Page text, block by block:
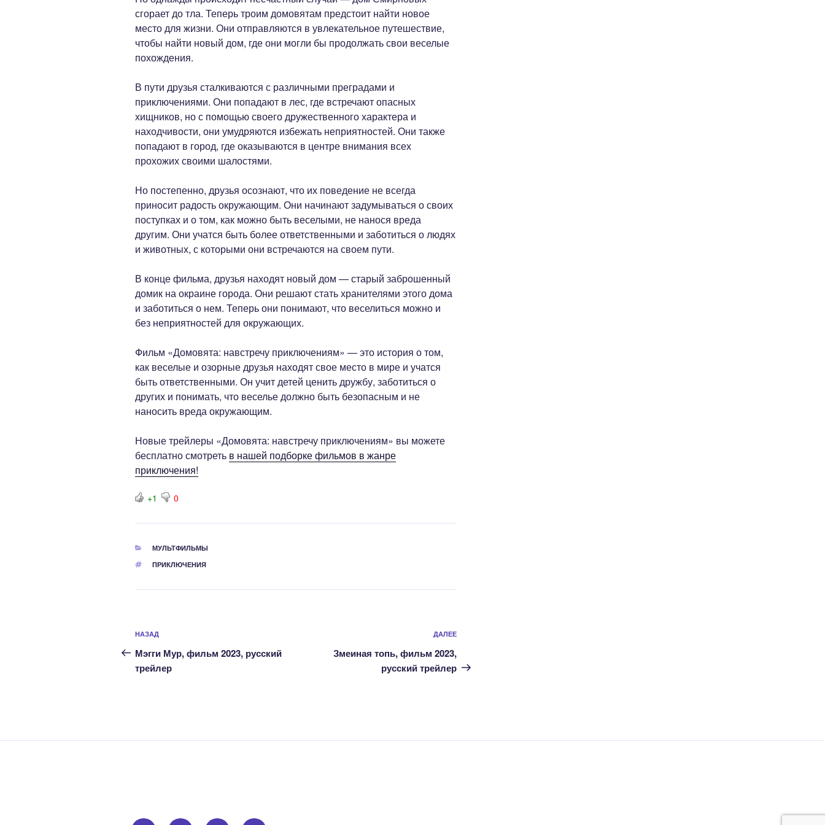
сгорает до тла. Теперь троим домовятам предстоит найти новое
место для жизни. Они отправляются в увлекательное путешествие,
чтобы найти новый дом, где они могли бы продолжать свои веселые
похождения.
В пути друзья сталкиваются с различными преградами и
приключениями. Они попадают в лес, где встречают опасных
хищников, но с помощью своего дружественного характера и
находчивости, они умудряются избежать неприятностей. Они также
попадают в город, где оказываются в центре внимания всех
прохожих своими шалостями.
Но постепенно, друзья осознают, что их поведение не всегда
приносит радость окружающим. Они начинают задумываться о своих
поступках и о том, как можно быть веселыми, не нанося вреда
другим. Они учатся быть более ответственными и заботиться о людях
и животных, с которыми они встречаются на своем пути.
В конце фильма, друзья находят новый дом — старый заброшенный
домик на окраине города. Они решают стать хранителями этого дома
и заботиться о нем. Теперь они понимают, что веселиться можно и
без неприятностей для окружающих.
Фильм «Домовята: навстречу приключениям» — это история о том,
как веселые и озорные друзья находят свое место в мире и учатся
быть ответственными. Он учит детей ценить дружбу, заботиться о
других и понимать, что веселье должно быть безопасным и не
наносить вреда окружающим.
Новые трейлеры «Домовята: навстречу приключениям» вы можете
бесплатно смотреть в нашей подборке фильмов в жанре
приключения!
+1 0
РУБРИКИ
МУЛЬТФИЛЬМЫ
МЕТКИ
ПРИКЛЮЧЕНИЯ
Навигация
по
записям
Предыдущая
запись:
НАЗАД
Мэгги Мур, фильм 2023, русский
трейлер
Следующая
ДАЛЕЕ
Змеиная топь, фильм 2023,
русский трейлер